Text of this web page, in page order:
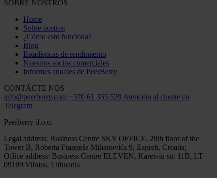
SOBRE NOSTROS
Home
Sobre nostros
¿Cómo esto funciona?
Blog
Estadísticas de rendimiento
Nuestros socios comerciales
Informes anuales de PeerBerry
CONTÁCTE NOS
info@peerberry.com +370 61 355 529 Atención al cliente en
Telegram
Peerberry d.o.o.
Legal address: Business Centre SKY OFFICE, 20th floor of the
Tower B, Roberta Frangeša Mihanovića 9, Zagreb, Croatia;
Office address: Business Centre ELEVEN, Kareiviu str. 11B, LT-
09109 Vilnius, Lithuania